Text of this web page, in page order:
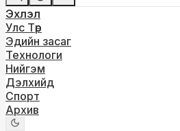
Эхлэл
Улс Төр
Эдийн засаг
Технологи
Нийгэм
Дэлхийд
Спорт
Архив